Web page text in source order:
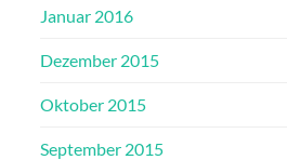
Januar 2016
Dezember 2015
Oktober 2015
September 2015